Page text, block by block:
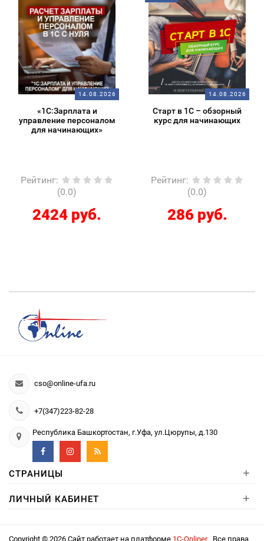
14.08.2026
«1С:Зарплата и
управление персоналом
для начинающих»
Рейтинг:
(0.0)
2424 руб.
14.08.2026
Старт в 1С – обзорный
курс для начинающих
Рейтинг:
(0.0)
286 руб.
cso@online-ufa.ru
+7(347)223-82-28
Республика Башкортостан, г.Уфа, ул.Цюрупы, д.130
СТРАНИЦЫ +
ЛИЧНЫЙ КАБИНЕТ +
Copyright © 2026 Сайт работает на платформе 1С-Onliner . Все права